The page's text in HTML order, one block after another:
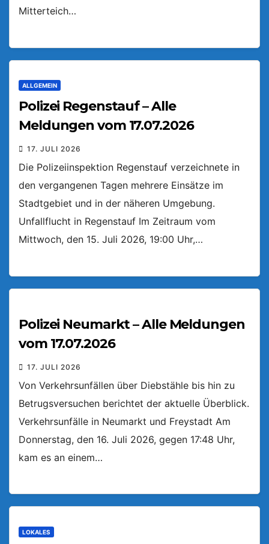
Mitterteich…
ALLGEMEIN
Polizei Regenstauf – Alle
Meldungen vom 17.07.2026
17. JULI 2026
Die Polizeiinspektion Regenstauf verzeichnete in
den vergangenen Tagen mehrere Einsätze im
Stadtgebiet und in der näheren Umgebung.
Unfallflucht in Regenstauf Im Zeitraum vom
Mittwoch, den 15. Juli 2026, 19:00 Uhr,…
Polizei Neumarkt – Alle Meldungen
vom 17.07.2026
17. JULI 2026
Von Verkehrsunfällen über Diebstähle bis hin zu
Betrugsversuchen berichtet der aktuelle Überblick.
Verkehrsunfälle in Neumarkt und Freystadt Am
Donnerstag, den 16. Juli 2026, gegen 17:48 Uhr,
kam es an einem…
LOKALES